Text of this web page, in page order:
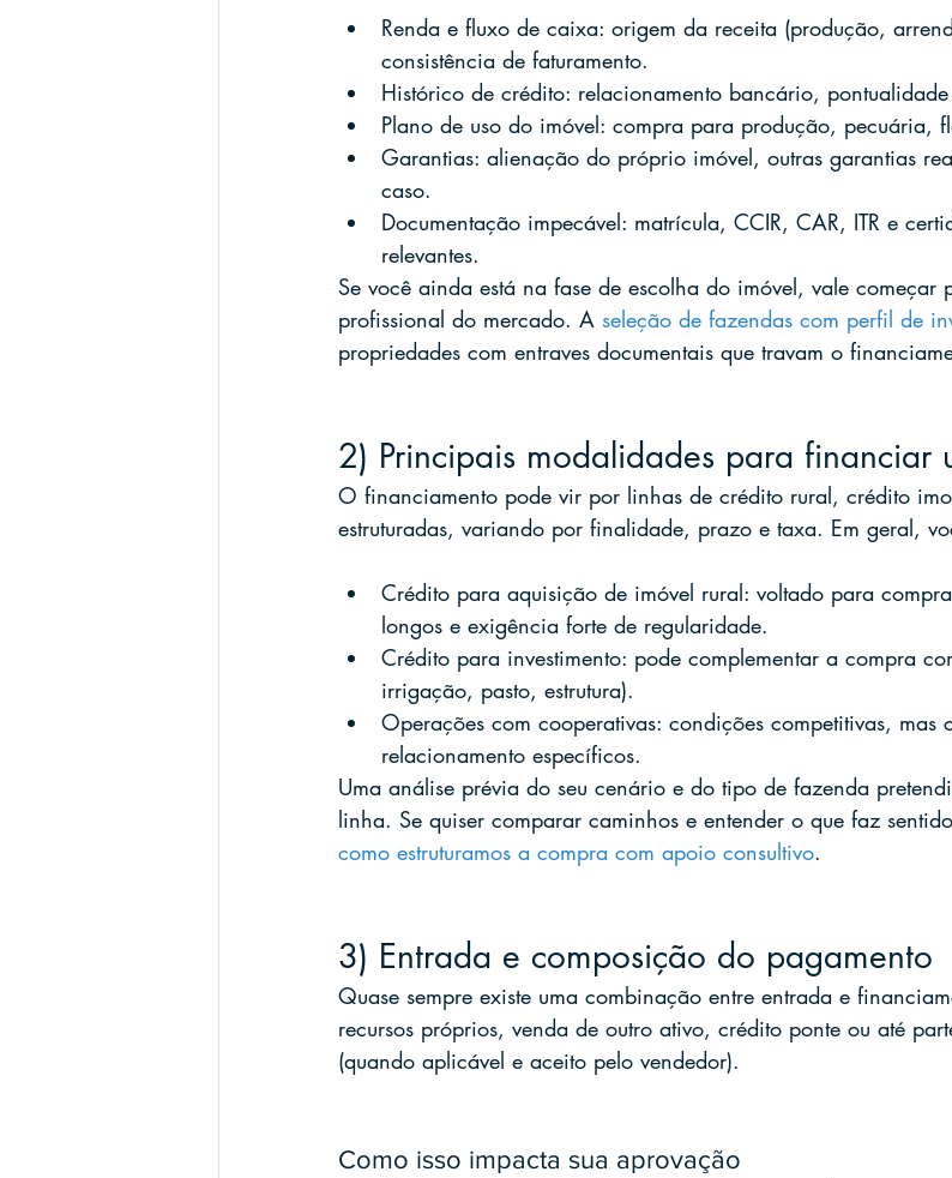
Renda e fluxo de caixa: origem da receita (produção,
consistência de faturamento.
Histórico de crédito: relacionamento bancário,
Plano de uso do imóvel: compra para produção, pecuária,
Garantias: alienação do próprio imóvel, outras garantias
caso.
Documentação impecável: matrícula, CCIR, CAR, ITR e
relevantes.
Se você ainda está na fase de escolha do imóvel, vale começar
profissional do mercado. A seleção de fazendas com perfil de
propriedades com entraves documentais que travam o
2) Principais modalidades para financiar
O financiamento pode vir por linhas de crédito rural, crédito
estruturadas, variando por finalidade, prazo e taxa. Em geral,
Crédito para aquisição de imóvel rural: voltado para
longos e exigência forte de regularidade.
Crédito para investimento: pode complementar a compra
irrigação, pasto, estrutura).
Operações com cooperativas: condições competitivas, mas
relacionamento específicos.
Uma análise prévia do seu cenário e do tipo de fazenda
linha. Se quiser comparar caminhos e entender o que faz
como estruturamos a compra com apoio consultivo.
3) Entrada e composição do pagamento
Quase sempre existe uma combinação entre entrada e
recursos próprios, venda de outro ativo, crédito ponte ou até
(quando aplicável e aceito pelo vendedor).
Como isso impacta sua aprovação